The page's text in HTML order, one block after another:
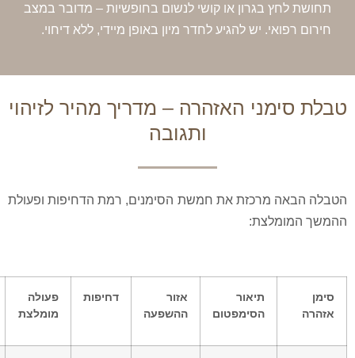
בגרון או קושי לנשום בחופשיות – מדובר במצב
יש להגיע לחדר מיון באופן מיידי, ללא דיחוי.
האזהרה – מדריך מהיר לזיהוי
מרכזת את חמשת הסימנים, רמת הדחיפות ופעולת
תיאור
הסימפטום
אזור
ההשפעה
דחיפות
פעולה
סיכון
בהזנחה